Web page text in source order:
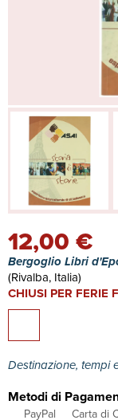
12,00 €
Bergoglio Libri
(Rivalba, Italia)
CHIUSI PER FERIE
Destinazione, tempi
Metodi di
PayPal Carta di